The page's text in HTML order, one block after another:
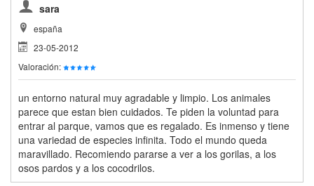
sara
españa
23-05-2012
Valoración:
un entorno natural muy agradable y limpio. Los animales
parece que estan bien cuidados. Te piden la voluntad para
entrar al parque, vamos que es regalado. Es inmenso y tiene
una variedad de especies infinita. Todo el mundo queda
maravillado. Recomiendo pararse a ver a los gorilas, a los
osos pardos y a los cocodrilos.